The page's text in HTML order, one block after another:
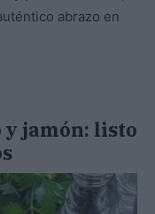
abrazo en
​​y jamón: listo